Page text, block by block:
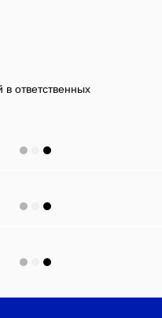
ответственных